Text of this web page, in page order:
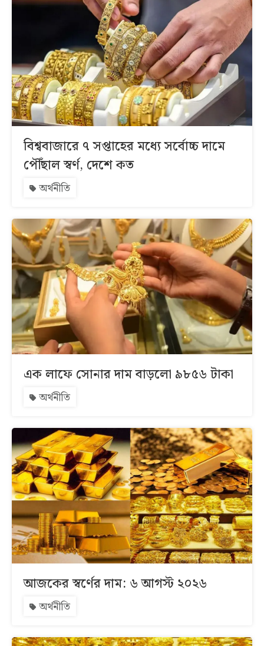
বিশ্ববাজারে ৭ সপ্তাহের মধ্যে সর্বোচ্চ দামে
পৌঁছাল স্বর্ণ, দেশে কত
অর্থনীতি
এক লাফে সোনার দাম বাড়লো ৯৮৫৬ টাকা
অর্থনীতি
আজকের স্বর্ণের দাম: ৬ আগস্ট ২০২৬
অর্থনীতি